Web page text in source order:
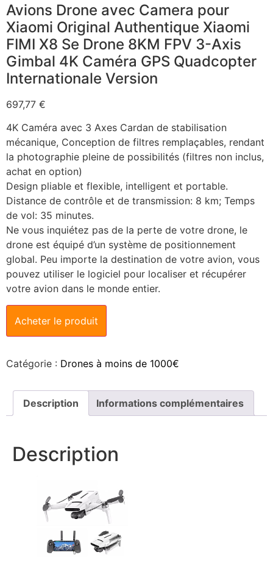
Avions Drone avec Camera pour
Xiaomi Original Authentique Xiaomi
FIMI X8 Se Drone 8KM FPV 3-Axis
Gimbal 4K Caméra GPS Quadcopter
Internationale Version
697,77 €
4K Caméra avec 3 Axes Cardan de stabilisation
mécanique, Conception de filtres remplaçables, rendant
la photographie pleine de possibilités (filtres non inclus,
achat en option)
Design pliable et flexible, intelligent et portable.
Distance de contrôle et de transmission: 8 km; Temps
de vol: 35 minutes.
Ne vous inquiétez pas de la perte de votre drone, le
drone est équipé d’un système de positionnement
global. Peu importe la destination de votre avion, vous
pouvez utiliser le logiciel pour localiser et récupérer
votre avion dans le monde entier.
Acheter le produit
Catégorie : Drones à moins de 1000€
Description Informations complémentaires
Description